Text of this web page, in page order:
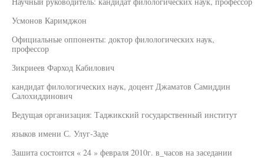
Усмонов Каримджон
Официальные оппоненты: доктор филологических наук,
профессор
Зикриеев Фарход Кабилович
кандидат филологических наук, доцент Джаматов Самиддин
Салохиддинович
Ведущая организация: Таджикский государственный институт
языков имени С. Улуг-Заде
Зашита состоится « 24 » февраля 2010г. в_часов на заседании